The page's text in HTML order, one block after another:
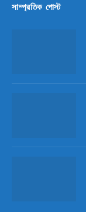
সাম্প্রতিক পোস্ট